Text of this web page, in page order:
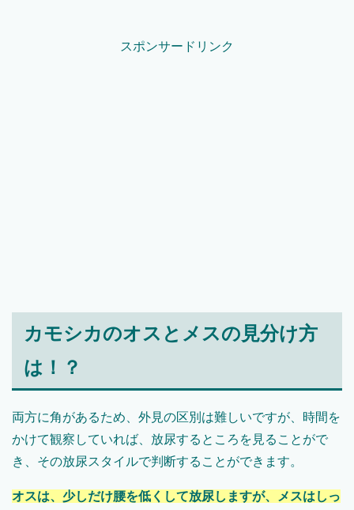
スポンサードリンク
カモシカのオスとメスの見分け方
は！？
両方に角があるため、外見の区別は難しいですが、時間を
かけて観察していれば、放尿するところを見ることがで
き、その放尿スタイルで判断することができます。
オスは、少しだけ腰を低くして放尿しますが、メスはしっ